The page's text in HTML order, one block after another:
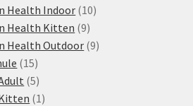
produktů
Health Indoor 1010
Health Kitten 99
produktů
Health Outdoor 99
1515
produktů
55
produktů
1 1